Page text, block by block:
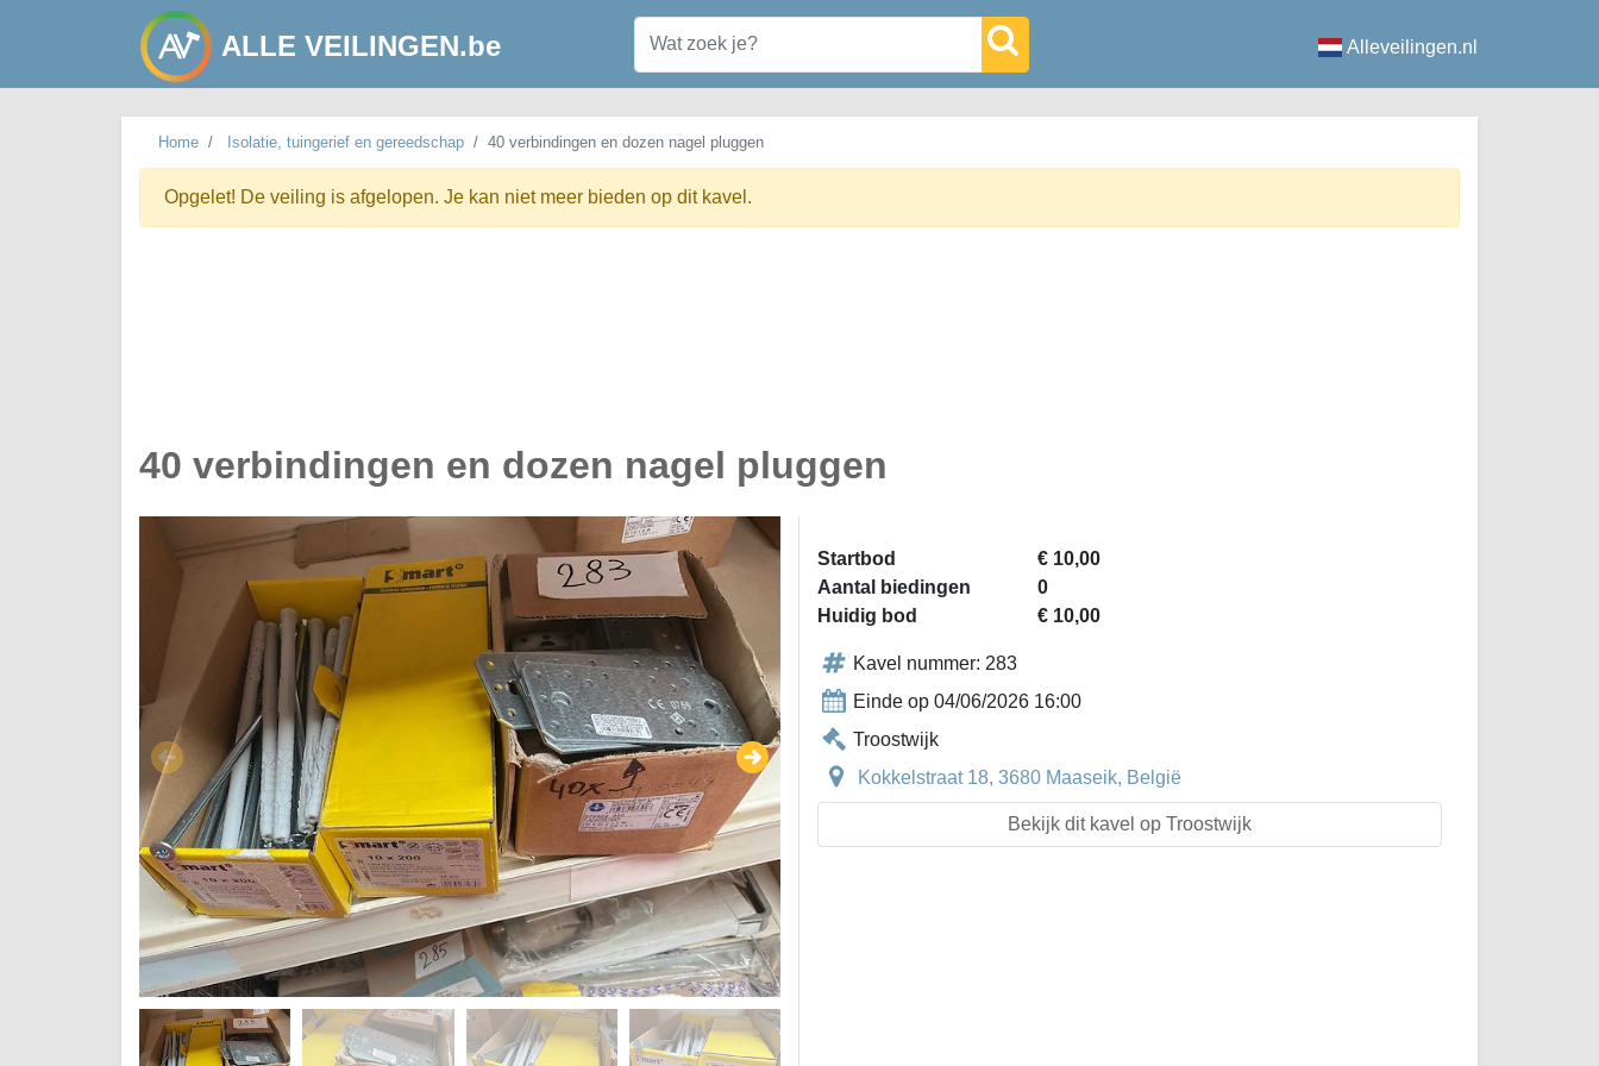
ALLE VEILINGEN.be Alleveilingen.nl
Home Isolatie, tuingerief en gereedschap 40 verbindingen en dozen nagel pluggen
Opgelet! De veiling is afgelopen. Je kan niet meer bieden op dit kavel.
40 verbindingen en dozen nagel pluggen
Startbod
€ 10,00
Aantal biedingen
0
Huidig bod
€ 10,00
Kavel nummer: 283
Einde op 04/06/2026 16:00
Troostwijk
Kokkelstraat 18, 3680 Maaseik, België
Bekijk dit kavel op Troostwijk